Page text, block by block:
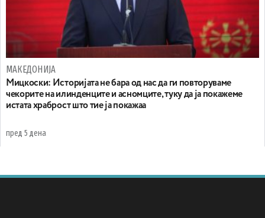
МАКЕДОНИЈА
Мицкоски: Историјата не бара од нас да ги повторуваме
чекорите на илинденците и асномците, туку да ја покажеме
истата храброст што тие ја покажаа
пред 5 дена